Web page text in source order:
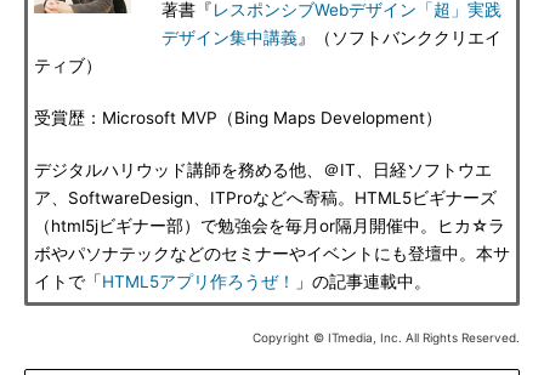
著書『レスポンシブWebデザイン「超」実践
デザイン集中講義』（ソフトバンククリエイ
ティブ）
受賞歴：Microsoft MVP（Bing Maps Development）
デジタルハリウッド講師を務める他、＠IT、日経ソフトウエ
ア、SoftwareDesign、ITProなどへ寄稿。HTML5ビギナーズ
（html5jビギナー部）で勉強会を毎月or隔月開催中。ヒカ☆ラ
ボやパソナテックなどのセミナーやイベントにも登壇中。本サ
イトで「HTML5アプリ作ろうぜ！ 」の記事連載中。
Copyright © ITmedia, Inc. All Rights Reserved.